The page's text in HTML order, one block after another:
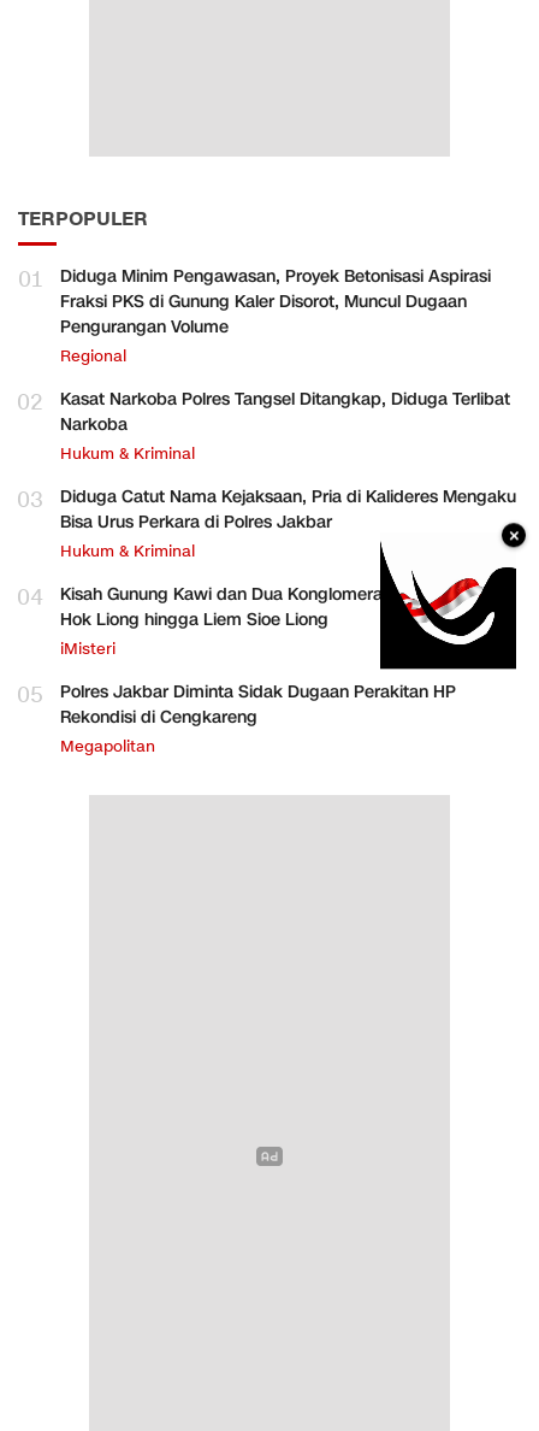
TERPOPULER
01
Diduga Minim Pengawasan, Proyek Betonisasi Aspirasi
Fraksi PKS di Gunung Kaler Disorot, Muncul Dugaan
Pengurangan Volume
Regional
02
Kasat Narkoba Polres Tangsel Ditangkap, Diduga Terlibat
Narkoba
Hukum & Kriminal
03
Diduga Catut Nama Kejaksaan, Pria di Kalideres Mengaku
Bisa Urus Perkara di Polres Jakbar
Hukum & Kriminal
04
Kisah Gunung Kawi dan Dua Konglomerat Indonesia Ong
Hok Liong hingga Liem Sioe Liong
iMisteri
05
Polres Jakbar Diminta Sidak Dugaan Perakitan HP
Rekondisi di Cengkareng
Megapolitan
×